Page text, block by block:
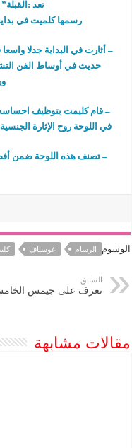
تعد
رسمها كلميت في بداية عام 1907 وانتهى
– أثارت في البداية جدلا
حديث في أوساط الفن
– قام كليمت بتوظيف
في اللوحة روح الإثارة
– تصنف هذه اللوحة ضمن
الوسوم الرسام غوستاف
السابق
تعرف على جيمس
مقالات مشابهة